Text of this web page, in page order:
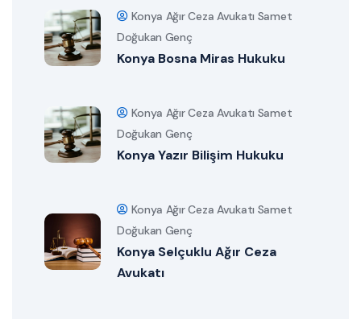
Konya Ağır Ceza Avukatı Samet
Doğukan Genç
Konya Bosna Miras Hukuku
Konya Ağır Ceza Avukatı Samet
Doğukan Genç
Konya Yazır Bilişim Hukuku
Konya Ağır Ceza Avukatı Samet
Doğukan Genç
Konya Selçuklu Ağır Ceza
Avukatı